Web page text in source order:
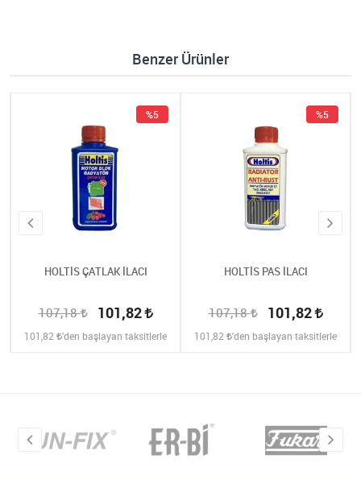
Benzer Ürünler
HOLTİS ÇATLAK İLACI
107,18 101,82
%5
101,82 'den başlayan taksitlerle
HOLTİS PAS İLACI
107,18 101,82
%5
101,82 'den başlayan taksitlerle